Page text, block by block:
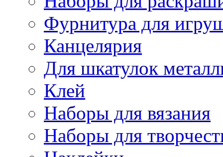
Фурнитура для
Канцелярия
Для шкатулок
Клей
Наборы для вязания
Наборы для